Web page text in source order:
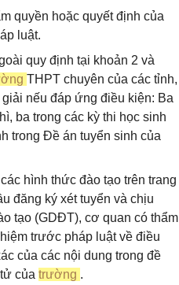
quyền hoặc quyết định của
luật.
quy định tại khoản 2 và
THPT chuyên của các tỉnh,
nếu đáp ứng điều kiện: Ba
ba trong các kỳ thi học sinh
trong Đề án tuyển sinh của
hình thức đào tạo trên trang
đăng ký xét tuyển và chịu
tạo (GDĐT), cơ quan có thẩm
trước pháp luật về điều
của các nội dung trong đề
của trường .